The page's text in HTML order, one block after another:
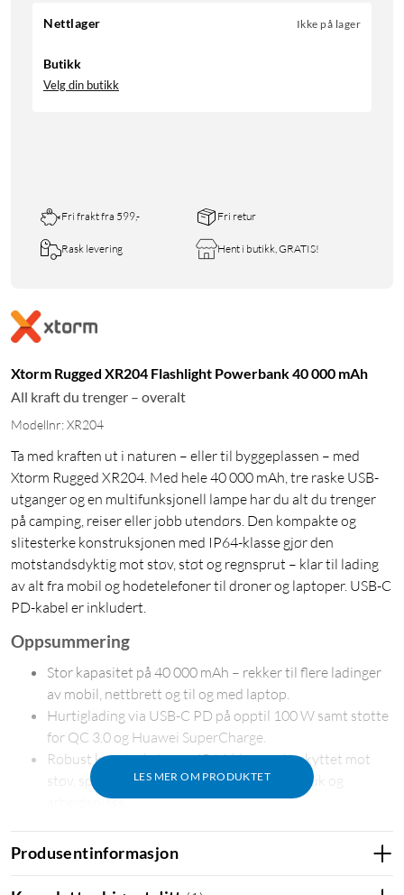
Nettlager Ikke på lager
Butikk
Velg din butikk
Fri frakt fra 599,- Fri retur
Rask levering Hent i butikk, GRATIS!
Xtorm Rugged XR204 Flashlight Powerbank 40 000 mAh
All kraft du trenger – overalt
Modellnr: XR204
Ta med kraften ut i naturen – eller til byggeplassen – med
Xtorm Rugged XR204. Med hele 40 000 mAh, tre raske USB-
utganger og en multifunksjonell lampe har du alt du trenger
på camping, reiser eller jobb utendørs. Den kompakte og
slitesterke konstruksjonen med IP64-klasse gjør den
motstandsdyktig mot støv, støt og regnsprut – klar til lading
av alt fra mobil og hodetelefoner til droner og laptoper. USB-C
PD-kabel er inkludert.
LES MER OM PRODUKTET
Oppsummering
Stor kapasitet på 40 000 mAh – rekker til flere ladinger
av mobil, nettbrett og til og med laptop.
Hurtiglading via USB-C PD på opptil 100 W samt støtte
for QC 3.0 og Huawei SuperCharge.
Robust konstruksjon og IP64-klasse – beskyttet mot
støv, sprut og støt – perfekt for utendørsbruk og
arbeidsplass.
innstillinger, avansert display og passthrough-lading.
Bærestropp for enkel transport, laget av gjenvunnet
materiale og kompatibel med Xtorms solpaneler.
Produsentinformasjon